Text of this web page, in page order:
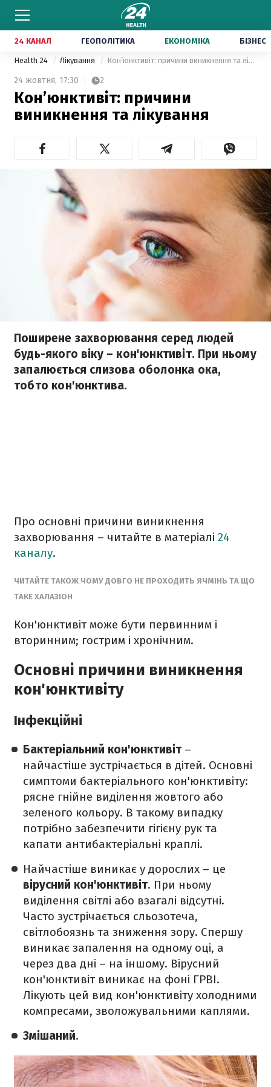
24 КАНАЛ ГЕОПОЛІТИКА ЕКОНОМІКА БІЗНЕС
Health 24 Лікування Кон’юнктивіт: причини виникнення та лікування
24 жовтня, 17:30 2
Кон’юнктивіт: причини
виникнення та лікування
Поширене захворювання серед людей
будь-якого віку – кон'юнктивіт. При ньому
запалюється слизова оболонка ока,
тобто кон'юнктива.
Про основні причини виникнення
захворювання – читайте в матеріалі 24
каналу.
ЧИТАЙТЕ ТАКОЖ ЧОМУ ДОВГО НЕ ПРОХОДИТЬ ЯЧМІНЬ ТА ЩО
ТАКЕ ХАЛАЗІОН
Кон'юнктивіт може бути первинним і
вторинним; гострим і хронічним.
Основні причини виникнення
кон'юнктивіту
Інфекційні
Бактеріальний кон'юнктивіт –
найчастіше зустрічається в дітей. Основні
симптоми бактеріального кон'юнктивіту:
рясне гнійне виділення жовтого або
зеленого кольору. В такому випадку
потрібно забезпечити гігієну рук та
капати антибактеріальні краплі.
Найчастіше виникає у дорослих – це
вірусний кон'юнктивіт. При ньому
виділення світлі або взагалі відсутні.
Часто зустрічається сльозотеча,
світлобоязнь та зниження зору. Спершу
виникає запалення на одному оці, а
через два дні – на іншому. Вірусний
кон'юнктивіт виникає на фоні ГРВІ.
Лікують цей вид кон'юнктивіту холодними
компресами, зволожувальними каплями.
Змішаний.